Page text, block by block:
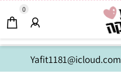
Yafit1181@icloud.com
0